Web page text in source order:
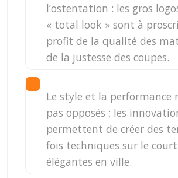
l’ostentation : les gros
« total look » sont à
profit de la qualité des
de la justesse des coupes.
Le style et la performance
pas opposés ; les
permettent de créer des
fois techniques sur le
élégantes en ville.